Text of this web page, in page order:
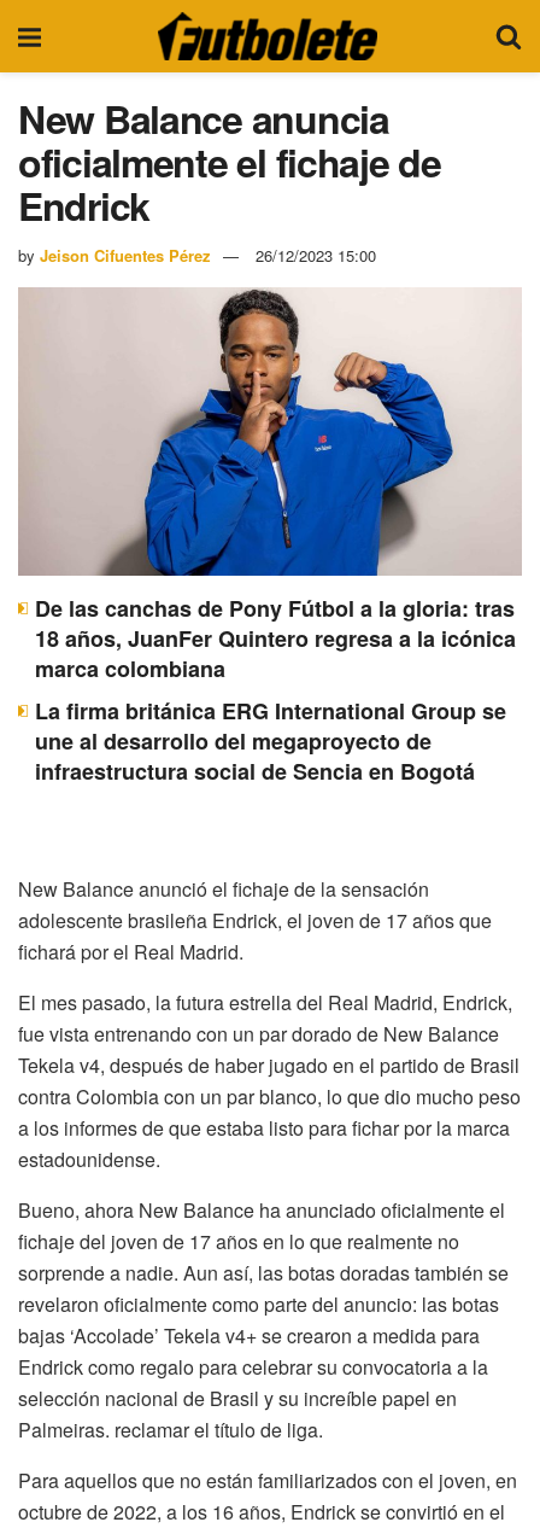
New Balance anuncia
oficialmente el fichaje de
Endrick
by Jeison Cifuentes Pérez 26/12/2023 15:00
De las canchas de Pony Fútbol a la gloria: tras
18 años, JuanFer Quintero regresa a la icónica
marca colombiana
La firma británica ERG International Group se
une al desarrollo del megaproyecto de
infraestructura social de Sencia en Bogotá
New Balance anunció el fichaje de la sensación
adolescente brasileña Endrick, el joven de 17 años que
fichará por el Real Madrid.
El mes pasado, la futura estrella del Real Madrid, Endrick,
fue vista entrenando con un par dorado de New Balance
Tekela v4, después de haber jugado en el partido de Brasil
contra Colombia con un par blanco, lo que dio mucho peso
a los informes de que estaba listo para fichar por la marca
estadounidense.
Bueno, ahora New Balance ha anunciado oficialmente el
fichaje del joven de 17 años en lo que realmente no
sorprende a nadie. Aun así, las botas doradas también se
revelaron oficialmente como parte del anuncio: las botas
bajas ‘Accolade’ Tekela v4+ se crearon a medida para
Endrick como regalo para celebrar su convocatoria a la
selección nacional de Brasil y su increíble papel en
Palmeiras. reclamar el título de liga.
Para aquellos que no están familiarizados con el joven, en
octubre de 2022, a los 16 años, Endrick se convirtió en el